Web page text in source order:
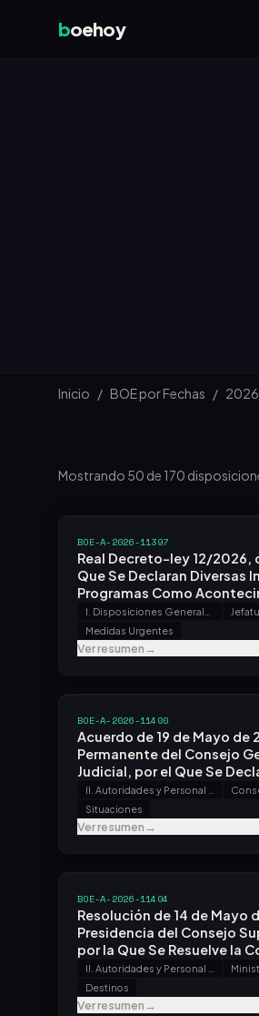
boehoy
Inicio / BOE por Fechas / 2026
Mostrando 50 de 170
BOE-A-2026-11397
Real Decreto-ley 12/2026,
Que Se Declaran Diversas
Programas Como
Excepcional Interés
Medidas Urgentes
Ver resumen→
BOE-A-2026-11400
Acuerdo de 19 de Mayo de
Permanente del Consejo
Judicial, por el Que Se
Administrativa de Servicios
Carrera Judicial Al
Ezequiel Marqués Ferrero.
Situaciones
Ver resumen→
BOE-A-2026-11404
Resolución de 14 de Mayo
Presidencia del Consejo
por la Que Se Resuelve la
Designación, Efectuada
Abril de 2026.
Destinos
Ver resumen→